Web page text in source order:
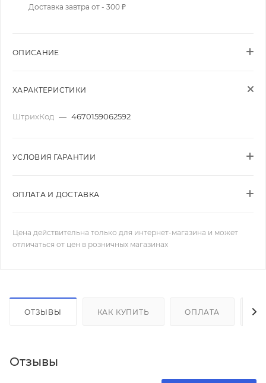
Доставка завтра от - 300 ₽
ОПИСАНИЕ
ХАРАКТЕРИСТИКИ
ШтрихКод — 4670159062592
УСЛОВИЯ ГАРАНТИИ
ОПЛАТА И ДОСТАВКА
Цена действительна только для интернет-магазина и может
отличаться от цен в розничных магазинах
ОТЗЫВЫ КАК КУПИТЬ ОПЛАТА
Отзывы